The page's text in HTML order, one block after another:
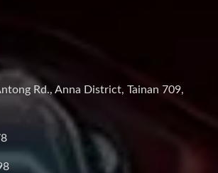
Rd., Anna District, Tainan 709,